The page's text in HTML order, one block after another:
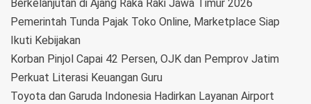
Berkelanjutan di Ajang Raka Raki Jawa Timur 2026
Pemerintah Tunda Pajak Toko Online, Marketplace Siap
Ikuti Kebijakan
Korban Pinjol Capai 42 Persen, OJK dan Pemprov Jatim
Perkuat Literasi Keuangan Guru
Toyota dan Garuda Indonesia Hadirkan Layanan Airport